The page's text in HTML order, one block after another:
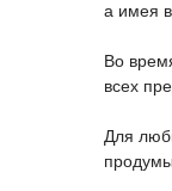
а имея
Во
всех
Для